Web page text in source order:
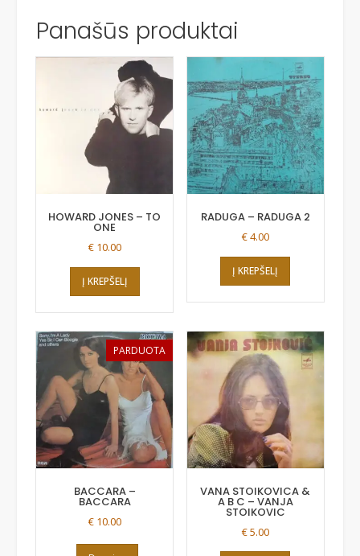
Panašūs produktai
HOWARD JONES – TO
ONE
€ 10.00
Į KREPŠELĮ
RADUGA – RADUGA 2
€4.00
Į KREPŠELĮ
PARDUOTA
BACCARA –
BACCARA
€ 10.00
VANA STOIKOVICA &
A B C – VANJA
STOIKOVIC
€5.00